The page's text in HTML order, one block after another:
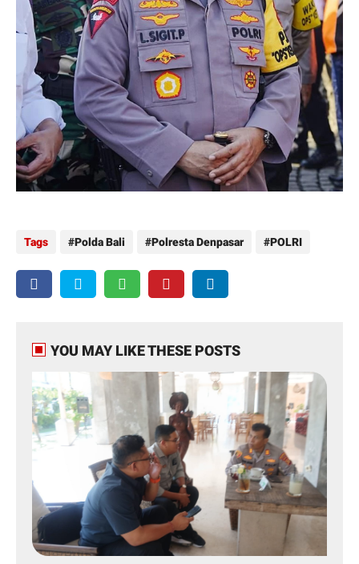
Tags Polda Bali Polresta Denpasar POLRI
YOU MAY LIKE THESE POSTS